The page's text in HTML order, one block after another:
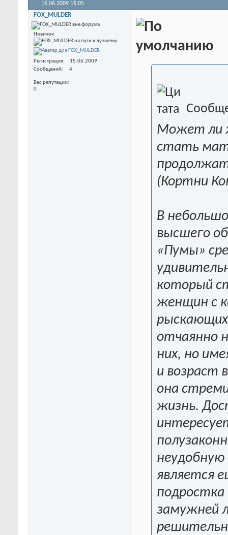
16.06.2009 16:05
FOX_MULDER
Новичок
Регистрация
15.06.2009
Сообщений
4
Вес репутации
0
Может ли
стать
(Кортни
В
высшего
«Пумы»
который
женщин с
отчаянно
них, но
и возраст
она
жизнь.
неудобную
является
подростка
замужней